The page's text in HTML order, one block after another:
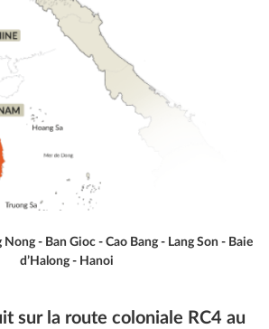
Nong - Ban Gioc - Cao Bang - Lang Son - Baie
d’Halong - Hanoi
sur la route coloniale RC4 au